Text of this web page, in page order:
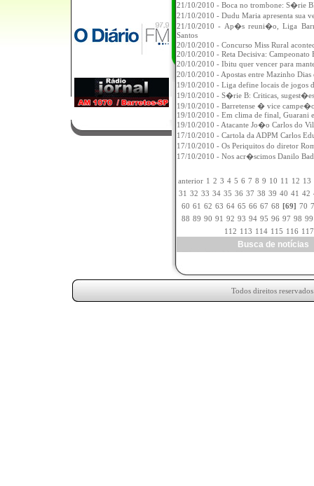
21/10/2010 - Boca no trombone: S�rie
21/10/2010 - Dudu Maria apresenta sua
21/10/2010 - Ap�s reuni�o, Liga
Santos
20/10/2010 - Reta Decisiva: Campeonato
20/10/2010 - Ibitu quer vencer para
20/10/2010 - Apostas entre Mazinho
19/10/2010 - Liga define locais de jogos
19/10/2010 - S�rie B: Criticas,
19/10/2010 - Barretense � vice
19/10/2010 - Em clima de final, Guarani
19/10/2010 - Atacante Jo�o Carlos do
17/10/2010 - Cartola da ADPM Carlos
17/10/2010 - Os Periquitos do diretor
17/10/2010 - Nos acr�scimos Danilo
anterior 1 2 3 4 5 6 7 8 9 10 11 12 13
31 32 33 34 35 36 37 38 39 40 41 42
60 61 62 63 64 65 66 67 68 [69] 70
88 89 90 91 92 93 94 95 96 97 98 99
112 113 114 115 116 117
Busca de
Todos direitos